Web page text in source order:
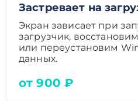
Застревает на
Экран зависает при
загрузчик,
или переустановим
данных.
от 900 ₽